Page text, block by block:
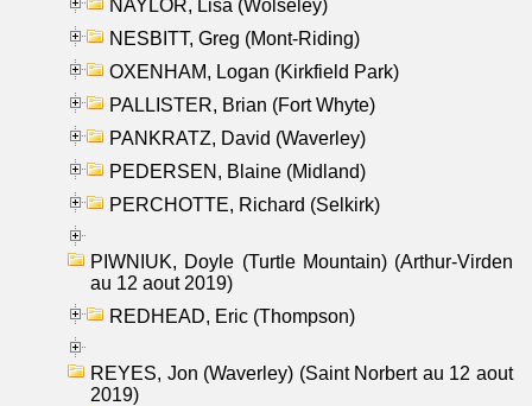
NAYLOR, Lisa (Wolseley)
NESBITT, Greg (Mont-Riding)
OXENHAM, Logan (Kirkfield Park)
PALLISTER, Brian (Fort Whyte)
PANKRATZ, David (Waverley)
PEDERSEN, Blaine (Midland)
PERCHOTTE, Richard (Selkirk)
PIWNIUK, Doyle (Turtle Mountain) (Arthur-Virden
au 12 aout 2019)
REDHEAD, Eric (Thompson)
REYES, Jon (Waverley) (Saint Norbert au 12 aout
2019)